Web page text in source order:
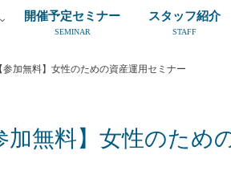
開催予定セミナー
SEMINAR
スタッフ紹介
STAFF
【参加無料】女性のための資産運用セミナー
加無料】女性のため